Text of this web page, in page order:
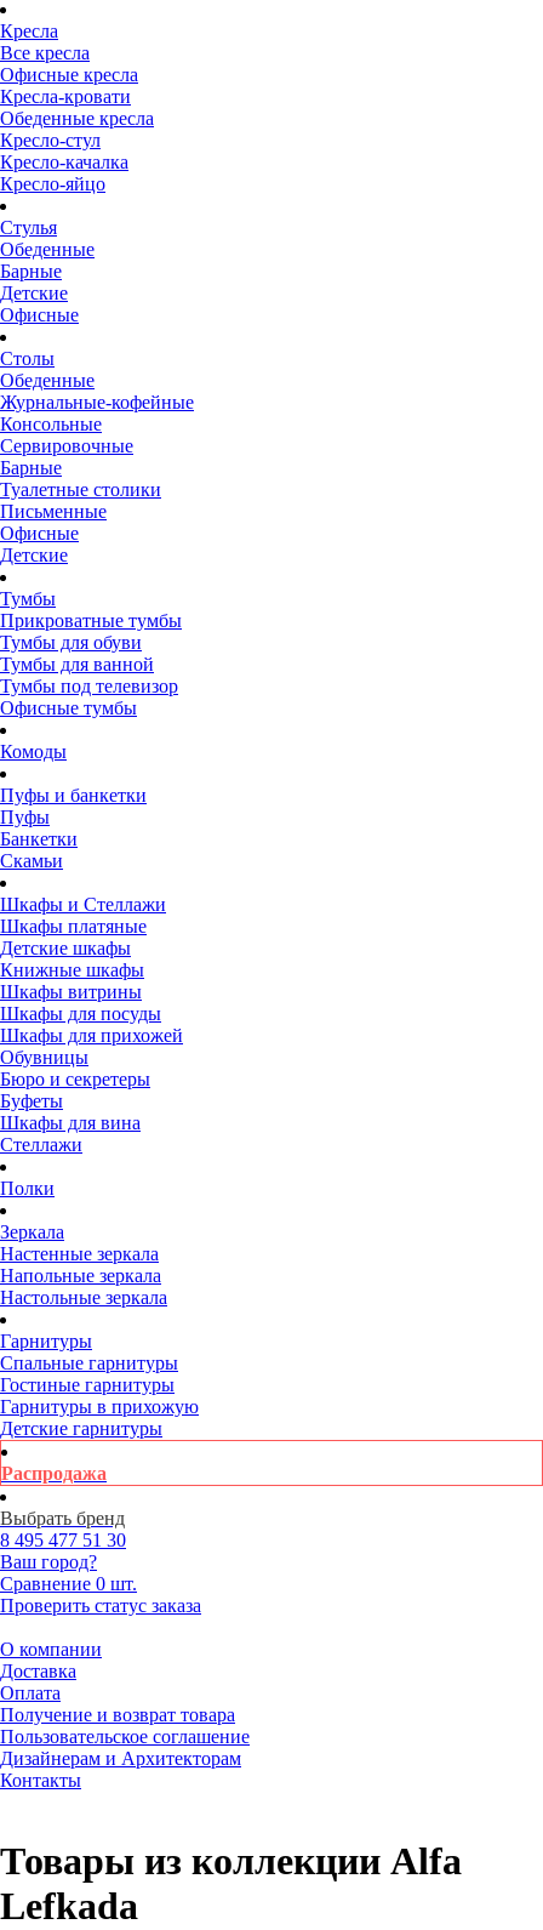
Кресла
Все кресла
Офисные кресла
Кресла-кровати
Обеденные кресла
Кресло-стул
Кресло-качалка
Кресло-яйцо
Стулья
Обеденные
Барные
Детские
Офисные
Столы
Обеденные
Журнальные-кофейные
Консольные
Сервировочные
Барные
Туалетные столики
Письменные
Офисные
Детские
Тумбы
Прикроватные тумбы
Тумбы для обуви
Тумбы для ванной
Тумбы под телевизор
Офисные тумбы
Комоды
Пуфы и банкетки
Пуфы
Банкетки
Скамьи
Шкафы и Стеллажи
Шкафы платяные
Детские шкафы
Книжные шкафы
Шкафы витрины
Шкафы для посуды
Шкафы для прихожей
Обувницы
Бюро и секретеры
Буфеты
Шкафы для вина
Стеллажи
Полки
Зеркала
Настенные зеркала
Напольные зеркала
Настольные зеркала
Гарнитуры
Спальные гарнитуры
Гостиные гарнитуры
Гарнитуры в прихожую
Детские гарнитуры
Распродажа
Выбрать бренд
8 495 477 51 30
Ваш город?
Сравнение 0 шт.
Проверить статус заказа
О компании
Доставка
Оплата
Получение и возврат товара
Пользовательское соглашение
Дизайнерам и Архитекторам
Контакты
Товары из коллекции Alfa
Lefkada